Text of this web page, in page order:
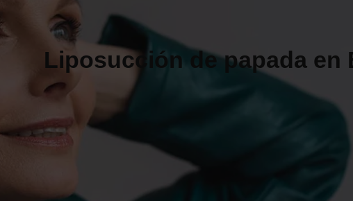
Liposucción de papada en